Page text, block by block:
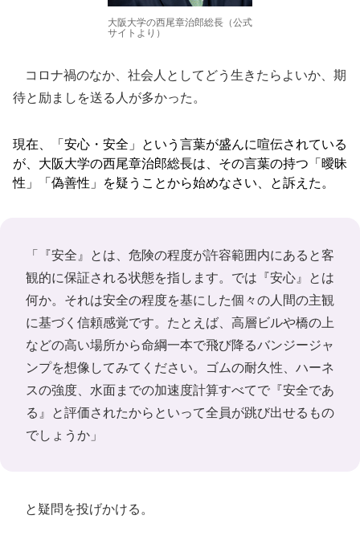
大阪大学の西尾章治郎総長（公式
サイトより）
コロナ禍のなか、社会人としてどう生きたらよいか、期
待と励ましを送る人が多かった。
現在、「安心・安全」という言葉が盛んに喧伝されている
が、大阪大学の西尾章治郎総長は、その言葉の持つ「曖昧
性」「偽善性」を疑うことから始めなさい、と訴えた。
「『安全』とは、危険の程度が許容範囲内にあると客
観的に保証される状態を指します。では『安心』とは
何か。それは安全の程度を基にした個々の人間の主観
に基づく信頼感覚です。たとえば、高層ビルや橋の上
などの高い場所から命綱一本で飛び降るバンジージャ
ンプを想像してみてください。ゴムの耐久性、ハーネ
スの強度、水面までの加速度計算すべてで『安全であ
る』と評価されたからといって全員が跳び出せるもの
でしょうか」
と疑問を投げかける。